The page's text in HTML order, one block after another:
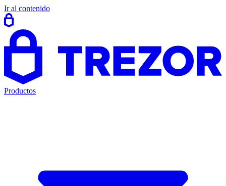
Ir al contenido
Productos